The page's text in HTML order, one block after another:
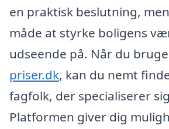
en praktisk beslutning,
måde at styrke boligens
udseende på. Når du
priser.dk, kan du nemt
fagfolk, der specialiserer
Platformen giver dig